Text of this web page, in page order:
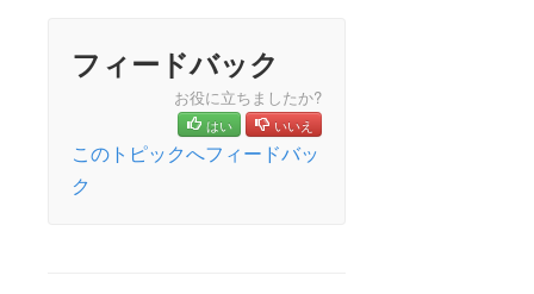
テクニカルノート
アップデート
LifeKeeper for Linux スタートアップガイド
LifeKeeper for Linux インストレーションガイド
フィードバック
お役に立ちましたか?
はい いいえ
このトピックへフィードバッ
ク